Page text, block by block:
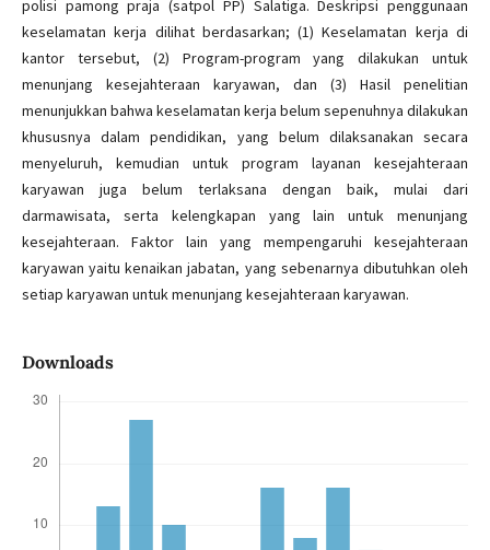
polisi pamong praja (satpol PP) Salatiga. Deskripsi penggunaan
keselamatan kerja dilihat berdasarkan; (1) Keselamatan kerja di
kantor tersebut, (2) Program-program yang dilakukan untuk
menunjang kesejahteraan karyawan, dan (3) Hasil penelitian
menunjukkan bahwa keselamatan kerja belum sepenuhnya dilakukan
khususnya dalam pendidikan, yang belum dilaksanakan secara
menyeluruh, kemudian untuk program layanan kesejahteraan
karyawan juga belum terlaksana dengan baik, mulai dari
darmawisata, serta kelengkapan yang lain untuk menunjang
kesejahteraan. Faktor lain yang mempengaruhi kesejahteraan
karyawan yaitu kenaikan jabatan, yang sebenarnya dibutuhkan oleh
setiap karyawan untuk menunjang kesejahteraan karyawan.
Downloads